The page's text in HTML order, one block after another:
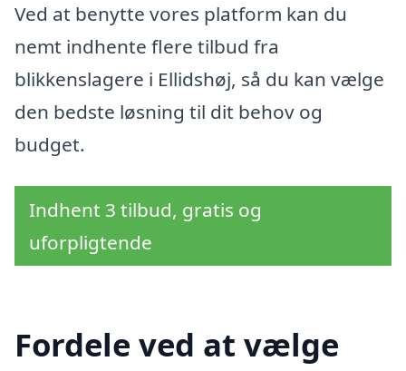
Ved at benytte vores platform kan du
nemt indhente flere tilbud fra
blikkenslagere i Ellidshøj, så du kan vælge
den bedste løsning til dit behov og
budget.
Indhent 3 tilbud, gratis og
uforpligtende
Fordele ved at vælge